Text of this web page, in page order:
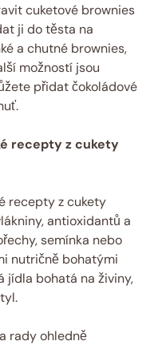
cuketové brownies
ji do těsta na
a chutné brownies,
možností jsou
přidat čokoládové
recepty z cukety
recepty z cukety
antioxidantů a
semínka nebo
nutričně bohatými
jídla bohatá na živiny,
rady ohledně